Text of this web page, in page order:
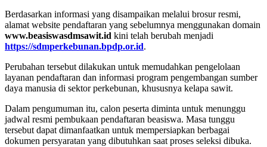
Berdasarkan informasi yang disampaikan melalui brosur resmi,
alamat website pendaftaran yang sebelumnya menggunakan domain
www.beasiswasdmsawit.id kini telah berubah menjadi
https://sdmperkebunan.bpdp.or.id.
Perubahan tersebut dilakukan untuk memudahkan pengelolaan
layanan pendaftaran dan informasi program pengembangan sumber
daya manusia di sektor perkebunan, khususnya kelapa sawit.
Dalam pengumuman itu, calon peserta diminta untuk menunggu
jadwal resmi pembukaan pendaftaran beasiswa. Masa tunggu
tersebut dapat dimanfaatkan untuk mempersiapkan berbagai
dokumen persyaratan yang dibutuhkan saat proses seleksi dibuka.